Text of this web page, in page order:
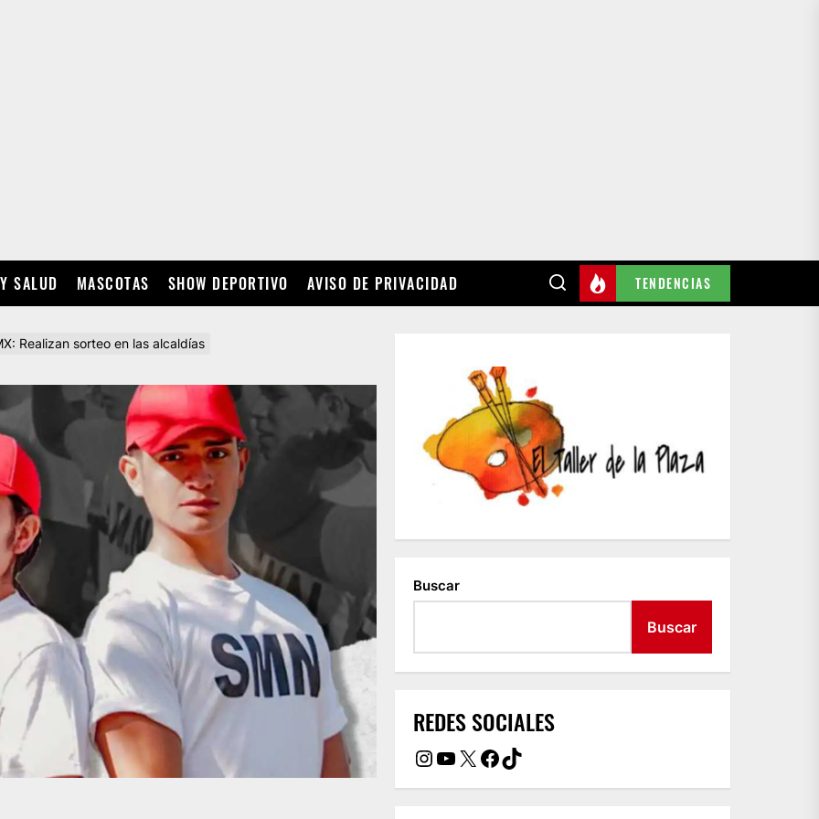
SALUD MASCOTAS SHOW DEPORTIVO AVISO DE PRIVACIDAD TENDENCIAS
Realizan sorteo en las alcaldías
Buscar
Buscar
REDES SOCIALES
Instagram
YouTube
X Facebook
TikTok